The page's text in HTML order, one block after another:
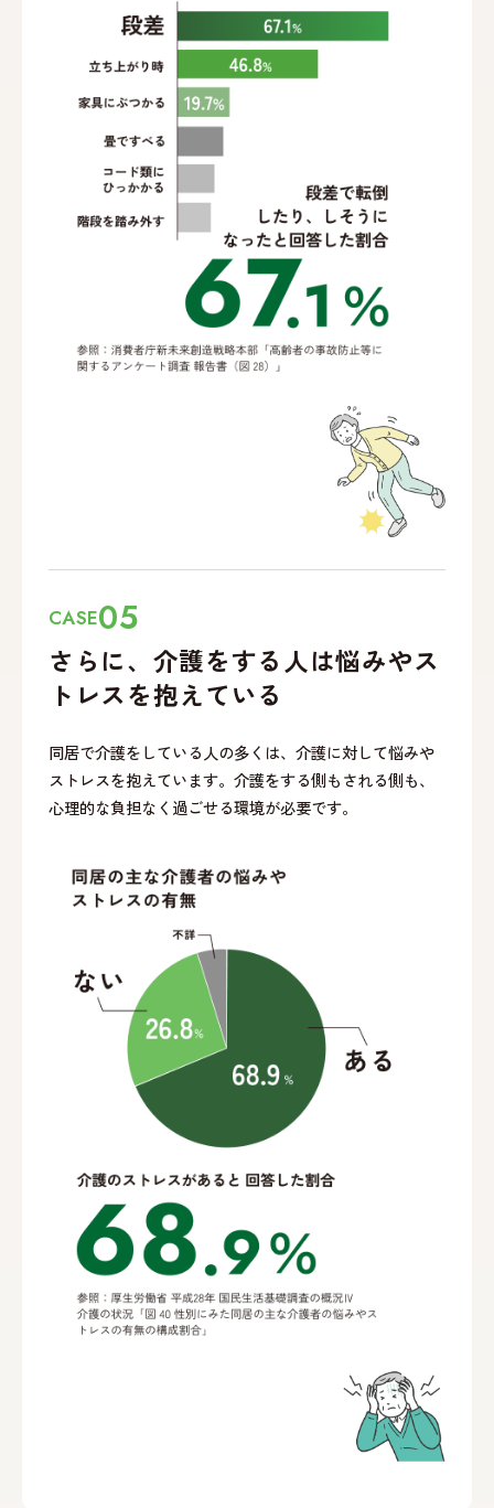
CASE05
さらに、介護をする人は悩みやス
トレスを抱えている
同居で介護をしている人の多くは、介護に対して悩みや
ストレスを抱えています。介護をする側もされる側も、
心理的な負担なく過ごせる環境が必要です。